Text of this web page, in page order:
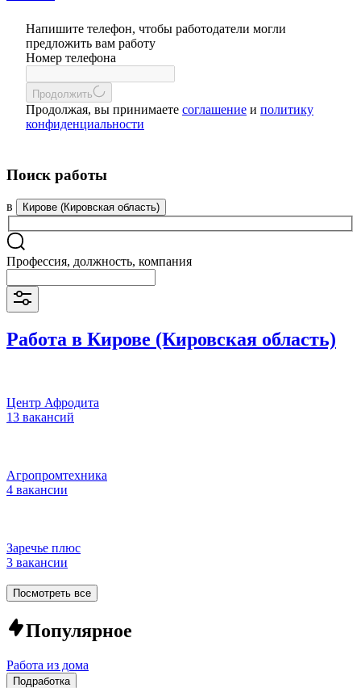
Напишите телефон, чтобы работодатели могли
предложить вам работу
Номер телефона
Продолжить
Продолжая, вы принимаете соглашение и политику
конфиденциальности
Поиск работы
в Кирове (Кировская область)
Профессия, должность, компания
Работа в Кирове (Кировская область)
Центр Афродита
13 вакансий
Агропромтехника
4 вакансии
Заречье плюс
3 вакансии
Посмотреть все
Популярное
Работа из дома
Подработка